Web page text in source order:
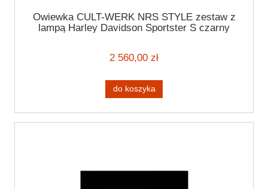
Owiewka CULT-WERK NRS STYLE zestaw z
lampą Harley Davidson Sportster S czarny
2 560,00 zł
do koszyka